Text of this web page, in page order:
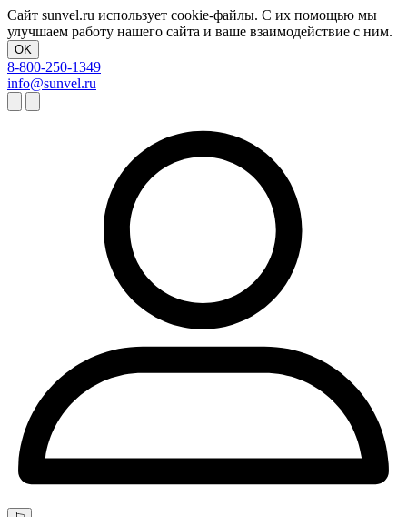
Сайт sunvel.ru использует cookie-файлы. С их помощью мы
улучшаем работу нашего сайта и ваше взаимодействие с ним.
OK
8-800-250-1349
info@sunvel.ru